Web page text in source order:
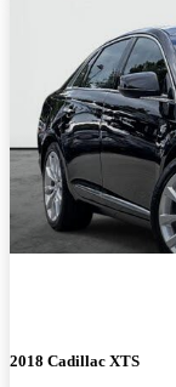
2018 Cadillac XTS